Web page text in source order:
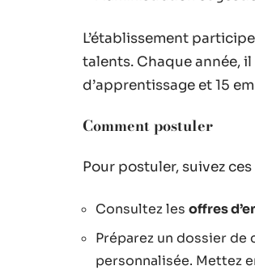
L’établissement
talents. Chaque année,
d’apprentissage et 15
Comment postuler
Pour postuler, suivez
Consultez les offres
Préparez un dossier
personnalisée. Mettez